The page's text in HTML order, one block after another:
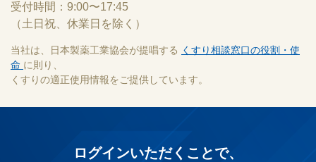
受付時間：9:00〜17:45
（土日祝、休業日を除く）
当社は、日本製薬工業協会が提唱する くすり相談窓口の役割・使
命 に則り、
くすりの適正使用情報をご提供しています。
ログインいただくことで、